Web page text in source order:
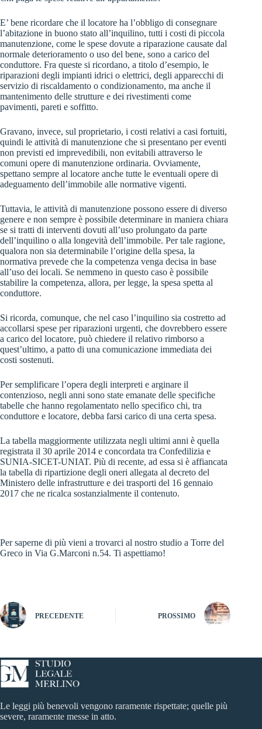
E’ bene ricordare che il locatore ha l’obbligo di consegnare
l’abitazione in buono stato all’inquilino, tutti i costi di piccola
manutenzione, come le spese dovute a riparazione causate dal
normale deterioramento o uso del bene, sono a carico del
conduttore. Fra queste si ricordano, a titolo d’esempio, le
riparazioni degli impianti idrici o elettrici, degli apparecchi di
servizio di riscaldamento o condizionamento, ma anche il
mantenimento delle strutture e dei rivestimenti come
pavimenti, pareti e soffitto.
Gravano, invece, sul proprietario, i costi relativi a casi fortuiti,
quindi le attività di manutenzione che si presentano per eventi
non previsti ed imprevedibili, non evitabili attraverso le
comuni opere di manutenzione ordinaria. Ovviamente,
spettano sempre al locatore anche tutte le eventuali opere di
adeguamento dell’immobile alle normative vigenti.
Tuttavia, le attività di manutenzione possono essere di diverso
genere e non sempre è possibile determinare in maniera chiara
se si tratti di interventi dovuti all’uso prolungato da parte
dell’inquilino o alla longevità dell’immobile. Per tale ragione,
qualora non sia determinabile l’origine della spesa, la
normativa prevede che la competenza venga decisa in base
all’uso dei locali. Se nemmeno in questo caso è possibile
stabilire la competenza, allora, per legge, la spesa spetta al
conduttore.
Si ricorda, comunque, che nel caso l’inquilino sia costretto ad
accollarsi spese per riparazioni urgenti, che dovrebbero essere
a carico del locatore, può chiedere il relativo rimborso a
quest’ultimo, a patto di una comunicazione immediata dei
costi sostenuti.
Per semplificare l’opera degli interpreti e arginare il
contenzioso, negli anni sono state emanate delle specifiche
tabelle che hanno regolamentato nello specifico chi, tra
conduttore e locatore, debba farsi carico di una certa spesa.
La tabella maggiormente utilizzata negli ultimi anni è quella
registrata il 30 aprile 2014 e concordata tra Confedilizia e
SUNIA-SICET-UNIAT. Più di recente, ad essa si è affiancata
la tabella di ripartizione degli oneri allegata al decreto del
Ministero delle infrastrutture e dei trasporti del 16 gennaio
2017 che ne ricalca sostanzialmente il contenuto.
Per saperne di più vieni a trovarci al nostro studio a Torre del
Greco in Via G.Marconi n.54. Ti aspettiamo!
PRECEDENTE PROSSIMO
Le leggi più benevoli vengono raramente rispettate; quelle più
severe, raramente messe in atto.